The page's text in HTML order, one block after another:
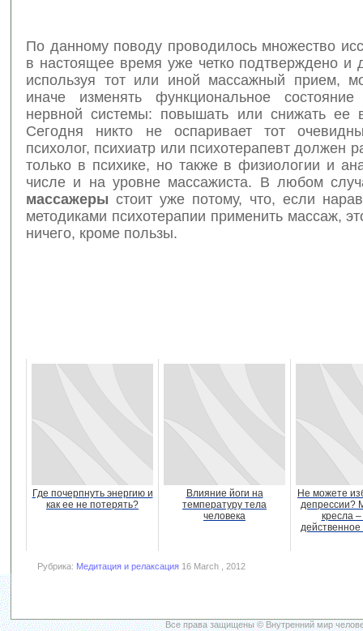
По данному поводу проводилось множество
в настоящее время уже четко подтверждено и
используя тот или иной массажный прием,
иначе изменять функциональное состояние
нервной системы: повышать или снижать ее
Сегодня никто не оспаривает тот
психолог, психиатр или психотерапевт должен
только в психике, но также в физиологии и
числе и на уровне массажиста. В любом
массажеры стоит уже потому, что, если
методиками психотерапии применить массаж,
ничего, кроме пользы.
Где почерпнуть энергию и
как ее не потерять?
Влияние йоги на
температуру тела
человека
Не можете
депрессии?
кресла
действенное
Рубрика: Медитация и релаксация 16 March , 2012
Все права защищены © Внутренний мир